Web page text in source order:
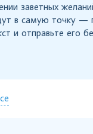
заветных
в самую точку —
и отправьте его